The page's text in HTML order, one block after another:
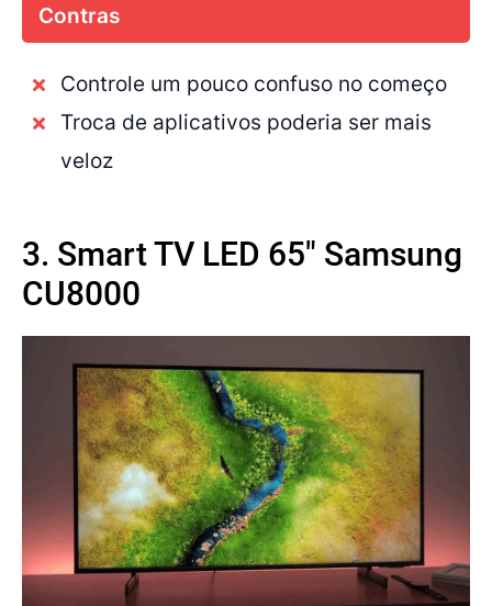
Contras
Controle um pouco confuso no começo
Troca de aplicativos poderia ser mais
veloz
3. Smart TV LED 65" Samsung
CU8000